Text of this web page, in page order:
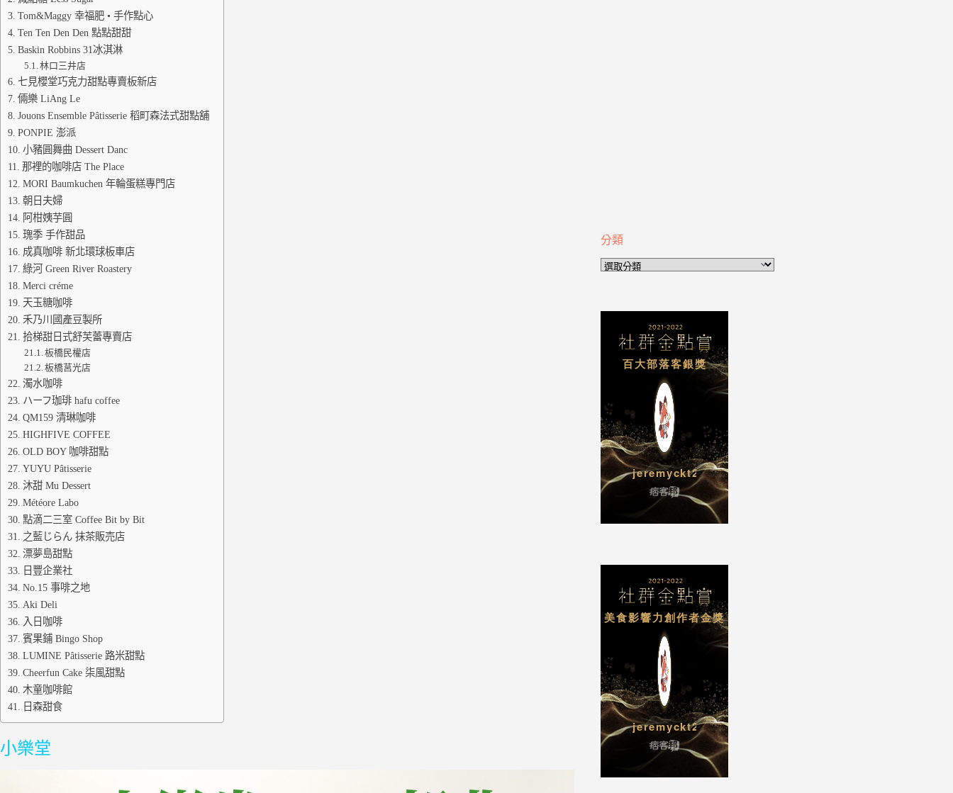
Tom&Maggy 幸福肥 • 手作點心
Ten Ten Den Den 點點甜甜
Baskin Robbins 31冰淇淋
林口三井店
七見櫻堂巧克力甜點專賣板新店
倆樂 LiAng Le
Jouons Ensemble Pâtisserie 稻町森法式甜點舖
PONPIE 澎派
小豬圓舞曲 Dessert Danc
那裡的咖啡店 The Place
MORI Baumkuchen 年輪蛋糕專門店
朝日夫婦
阿柑姨芋圓
瑰季 手作甜品
成真咖啡 新北環球板車店
綠河 Green River Roastery
Merci créme
天玉糖咖啡
禾乃川國產豆製所
拾梯甜日式舒芙蕾專賣店
板橋民權店
板橋莒光店
濁水咖啡
ハーフ珈琲 hafu coffee
QM159 清琳咖啡
HIGHFIVE COFFEE
OLD BOY 咖啡甜點
YUYU Pâtisserie
沐甜 Mu Dessert
Météore Labo
點滴二三室 Coffee Bit by Bit
之藍じらん 抹茶販売店
漂夢島甜點
日豐企業社
No.15 事啡之地
Aki Deli
入日咖啡
賓果鋪 Bingo Shop
LUMINE Pâtisserie 路米甜點
Cheerfun Cake 柒風甜點
木童咖啡館
日森甜食
小樂堂
分類
分